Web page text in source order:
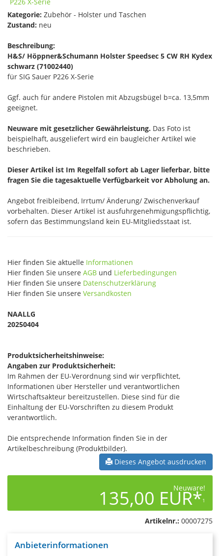
Kategorie: Zubehör - Holster und Taschen
Zustand: neu
Beschreibung:
H&S/ Höppner&Schumann Holster Speedsec 5 CW RH Kydex
schwarz (71002440)
für SIG Sauer P226 X-Serie
Ggf. auch für andere Pistolen mit Abzugsbügel b=ca. 13,5mm
geeignet.
Neuware mit gesetzlicher Gewährleistung. Das Foto ist
beispielhaft, ausgeliefert wird ein baugleicher Artikel wie
beschrieben.
Dieser Artikel ist Im Regelfall sofort ab Lager lieferbar, bitte
fragen Sie die tagesaktuelle Verfügbarkeit vor Abholung an.
Angebot freibleibend, Irrtum/ Änderung/ Zwischenverkauf
vorbehalten. Dieser Artikel ist ausfuhrgenehmigungspflichtig,
sofern das Bestimmungsland kein EU-Mitgliedsstaat ist.
Hier finden Sie aktuelle Informationen
Hier finden Sie unsere AGB und Lieferbedingungen
Hier finden Sie unsere Datenschutzerklärung
Hier finden Sie unsere Versandkosten
NAALLG
20250404
Produktsicherheitshinweise:
Angaben zur Produktsicherheit:
Im Rahmen der EU-Verordnung sind wir verpflichtet,
Informationen über Hersteller und verantwortlichen
Wirtschaftsakteur bereitzustellen. Diese sind für die
Einhaltung der EU-Vorschriften zu diesem Produkt
verantwortlich.
Die entsprechende Information finden Sie in der
Artikelbeschreibung (Produktbilder).
Dieses Angebot ausdrucken
Neuware!
135,00 EUR*1
Artikelnr.: 00007275
Anbieterinformationen